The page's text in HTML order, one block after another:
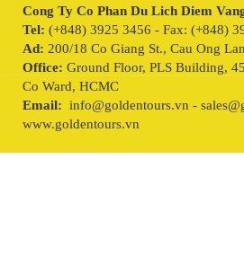
Cong Ty Co Phan Du Lich Diem
Tel: (+848) 3925 3456 - Fax: (+848)
Ad: 200/18 Co Giang St., Cau Ong
Office: Ground Floor, PLS Building,
Co Ward, HCMC
Email: info@goldentours.vn -
www.goldentours.vn